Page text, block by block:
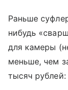
Раньше
нибудь
для камеры
меньше, чем
тысяч рублей: